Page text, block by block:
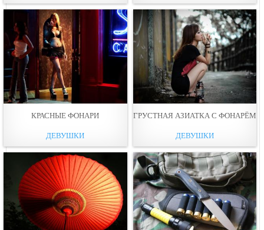
КРАСНЫЕ ФОНАРИ
ДЕВУШКИ
ГРУСТНАЯ АЗИАТКА С ФОНАРЁМ
ДЕВУШКИ